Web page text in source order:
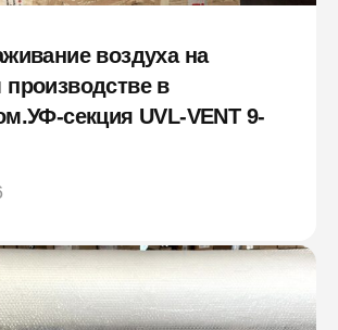
воздуха на
в
секция UVL-VENT 9-